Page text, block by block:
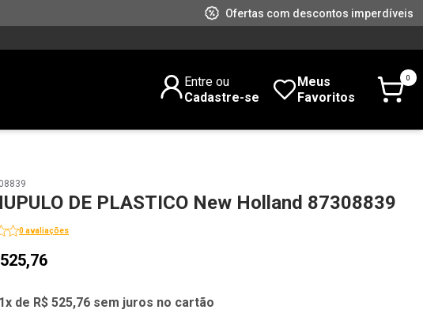
Ofertas com descontos imperdíveis
Entre ou
Cadastre-se
Meus
Favoritos
0
DE PLASTICO New Holland 87308839
0 avaliações
de R$ 525,76 sem juros no cartão